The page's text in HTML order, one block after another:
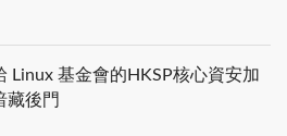
Linux 基金會的HKSP核心資安加
藏後門